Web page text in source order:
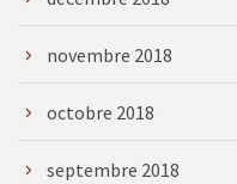
novembre 2018
octobre 2018
septembre 2018